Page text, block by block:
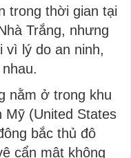
trong thời gian tại
Trắng, nhưng
vì lý do an ninh,
nằm ở trong khu
Mỹ (United States
bắc thủ đô
cẩn mật không